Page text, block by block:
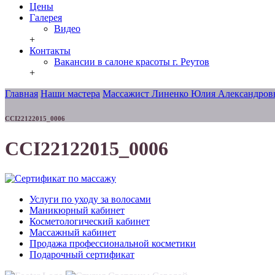
Цены
Галерея
Видео
+
Контакты
Вакансии в салоне красоты г. Реутов
+
Главная Наши мастера Массажист Линенко Юлия
CCI22122015_0006
CCI22122015_0006
Услуги по уходу за волосами
Маникюрный кабинет
Косметологический кабинет
Массажный кабинет
Продажа профессиональной косметики
Подарочный сертификат